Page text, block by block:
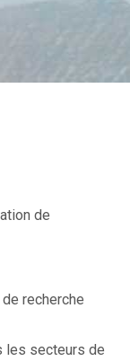
de
recherche
les secteurs de